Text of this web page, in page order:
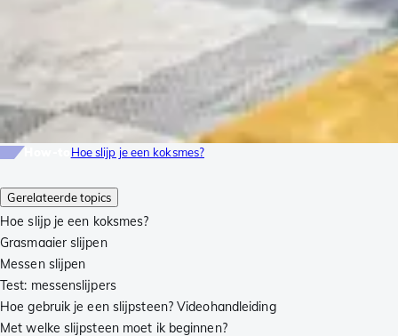
Gerelateerde topics
Hoe slijp je een koksmes?
Grasmaaier slijpen
Messen slijpen
Test: messenslijpers
Hoe gebruik je een slijpsteen? Videohandleiding
Met welke slijpsteen moet ik beginnen?
Hoe slijp je een koksmes?